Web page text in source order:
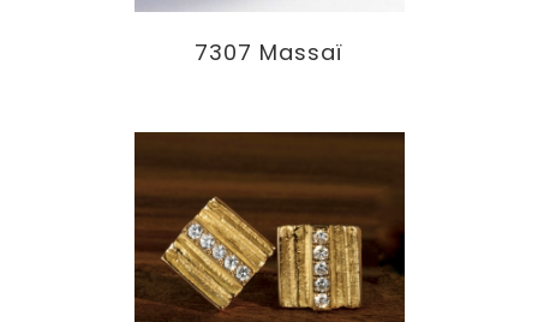
7307 Massaï